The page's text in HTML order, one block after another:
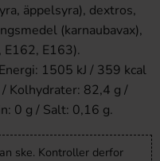
äppelsyra), dextros,
(karnaubavax),
E162, E163).
1505 kJ / 359 kcal
Kolhydrater: 82,4 g /
0 g / Salt: 0,16 g.
ske. Kontroller derfor